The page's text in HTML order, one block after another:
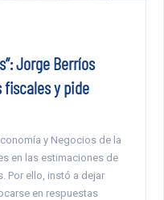
Jorge Berríos
y pide
y Negocios de la
en las estimaciones de
Por ello, instó a dejar
en respuestas